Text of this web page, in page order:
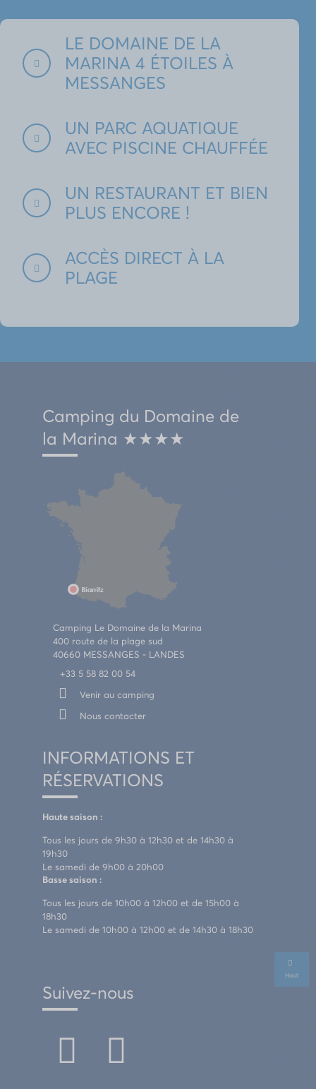
LE DOMAINE DE LA
MARINA 4 ÉTOILES À
MESSANGES
UN PARC AQUATIQUE
AVEC PISCINE CHAUFFÉE
UN RESTAURANT ET BIEN
PLUS ENCORE !
ACCÈS DIRECT À LA
PLAGE
Camping du Domaine de
la Marina ★★★★
Camping Le Domaine de la Marina
400 route de la plage sud
40660 MESSANGES - LANDES
+33 5 58 82 00 54
Venir au camping
Nous contacter
INFORMATIONS ET
RÉSERVATIONS
Haute saison :
Tous les jours de 9h30 à 12h30 et de 14h30 à
19h30
Le samedi de 9h00 à 20h00
Basse saison :
Tous les jours de 10h00 à 12h00 et de 15h00 à
18h30
Le samedi de 10h00 à 12h00 et de 14h30 à 18h30
Suivez-nous
Haut